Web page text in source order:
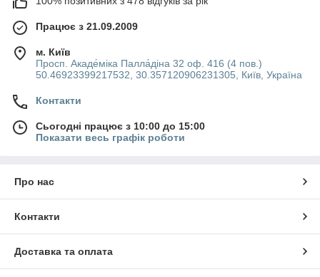
Працює з 21.09.2009
м. Київ
Просп. Акаде́міка Палла́діна 32 оф. 416 (4 пов.)
50.46923399217532, 30.357120906231305, Київ, Україна
Контакти
Сьогодні працює з 10:00 до 15:00
Показати весь графік роботи
Про нас
Контакти
Доставка та оплата